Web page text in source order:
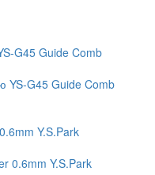
G45 Guide Comb
Y.S.Park